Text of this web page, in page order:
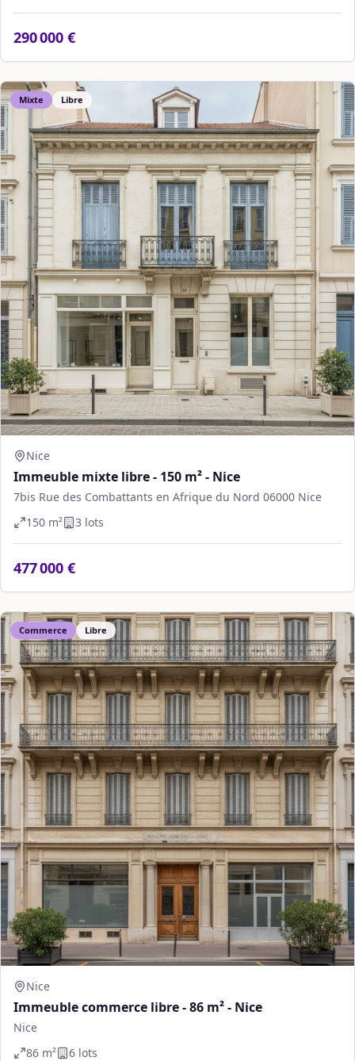
290 000 €
Mixte Libre
Nice
Immeuble mixte libre - 150 m² - Nice
7bis Rue des Combattants en Afrique du Nord 06000 Nice
150 m² 3 lots
477 000 €
Commerce Libre
Nice
Immeuble commerce libre - 86 m² - Nice
Nice
86 m² 6 lots